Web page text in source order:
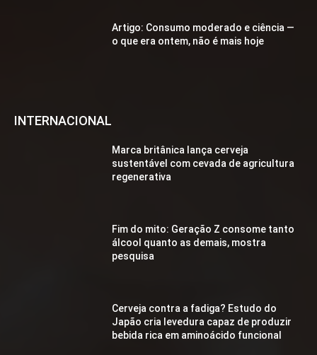
Artigo: Consumo moderado e ciência —
o que era ontem, não é mais hoje
INTERNACIONAL
Marca britânica lança cerveja
sustentável com cevada de agricultura
regenerativa
Fim do mito: Geração Z consome tanto
álcool quanto as demais, mostra
pesquisa
Cerveja contra a fadiga? Estudo do
Japão cria levedura capaz de produzir
bebida rica em aminoácido funcional